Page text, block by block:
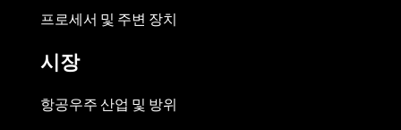
프로세서 및 주변 장치
시장
항공우주 산업 및 방위